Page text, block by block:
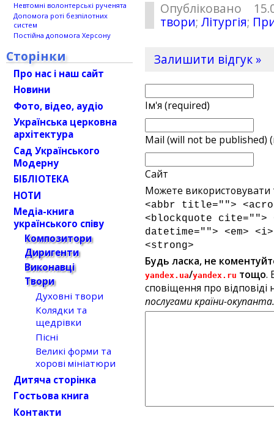
Опубліковано
твори;Літургія;
Залишити відгук »
Ім'я (required)
Mail (will not be published)
Сайт
Можете використовувати
<abbr title="">
<blockquote cite="">
datetime=""> <em>
<strong>
Будь ласка, не
yandex.ua/yandex.ru тощо.
сповіщення про відповіді
послугами країни-
Невтомні волонтерські рученята
Допомога роті безпілотних
систем
Постійна допомога Херсону
Сторінки
Про нас і наш сайт
Новини
Фото, відео, аудіо
Українська церковна
архітектура
Сад Українського
Модерну
БІБЛІОТЕКА
НОТИ
Медіа-книга
українського співу
Композитори
Диригенти
Виконавці
Твори
Духовні твори
Колядки та
щедрівки
Пісні
Великі форми та
хорові мініатюри
Дитяча сторінка
Гостьова книга
Контакти